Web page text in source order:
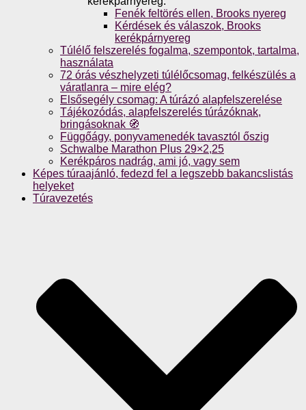
Fenék feltörés ellen, Brooks nyereg
Kérdések és válaszok, Brooks
kerékpárnyereg
Túlélő felszerelés fogalma, szempontok, tartalma,
használata
72 órás vészhelyzeti túlélőcsomag, felkészülés a
váratlanra – mire elég?
Elsősegély csomag: A túrázó alapfelszerelése
Tájékozódás, alapfelszerelés túrázóknak,
bringásoknak 🧭
Függőágy, ponyvamenedék tavasztól őszig
Schwalbe Marathon Plus 29×2,25
Kerékpáros nadrág, ami jó, vagy sem
Képes túraajánló, fedezd fel a legszebb bakancslistás
helyeket
Túravezetés